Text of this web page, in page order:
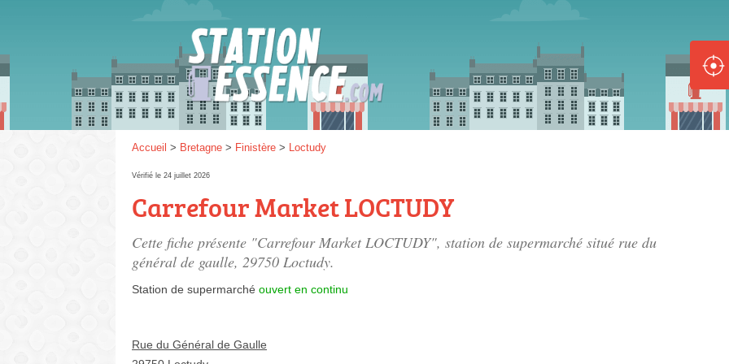
Accueil > Bretagne > Finistère > Loctudy
Vérifié le 24 juillet 2026
Carrefour Market LOCTUDY
Cette fiche présente "Carrefour Market LOCTUDY", station de supermarché situé rue du
général de gaulle, 29750 Loctudy.
Station de supermarché ouvert en continu
Rue du Général de Gaulle
Gazole :
Disponible Épuisé
SP 98 :
SP 95 :
Disponible Épuisé